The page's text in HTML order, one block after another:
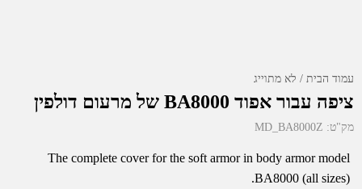
עמוד הבית לא מתוייג
ציפה עבור אפוד BA8000 של מרעום דולפין
מק"ט: MD_BA8000Z
The complete cover for the soft armor in body armor model
BA8000 (all sizes).